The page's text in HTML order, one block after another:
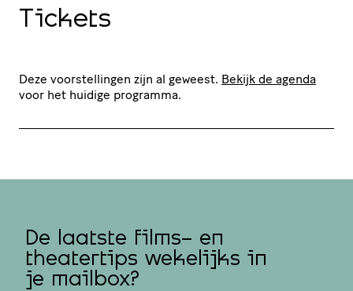
Tickets
Deze voorstellingen zijn al geweest. Bekijk de agenda
voor het huidige programma.
De laatste films- en
theatertips wekelijks in
je mailbox?